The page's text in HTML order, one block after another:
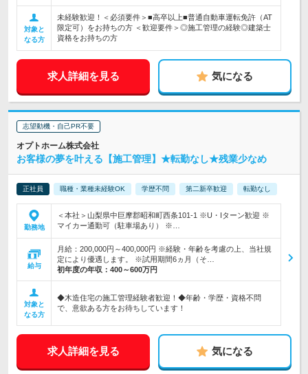
対象と
なる方
未経験歓迎！＜必須要件＞■高卒以上■普通自動車運転免許（AT
限定可）をお持ちの方 ＜歓迎要件＞◎施工管理の経験◎建築士
資格をお持ちの方
求人詳細を見る 気になる
志望動機・自己PR不要
オプトホーム株式会社
お客様の夢を叶える【施工管理】★転勤なし★残業少なめ
正社員 職種・業種未経験OK 学歴不問 第二新卒歓迎 転勤なし
勤務地
＜本社＞山梨県中巨摩郡昭和町西条101-1 ※U・Iターン歓迎 ※
マイカー通勤可（駐車場あり） ※…
給与
月給：200,000円～400,000円 ※経験・年齢を考慮の上、当社規
定により優遇します。 ※試用期間6ヵ月（そ…
初年度の年収： 400～600万円
対象と
なる方
◆木造住宅の施工管理経験者歓迎！◆年齢・学歴・資格不問
で、意欲ある方をお待ちしています！
求人詳細を見る 気になる